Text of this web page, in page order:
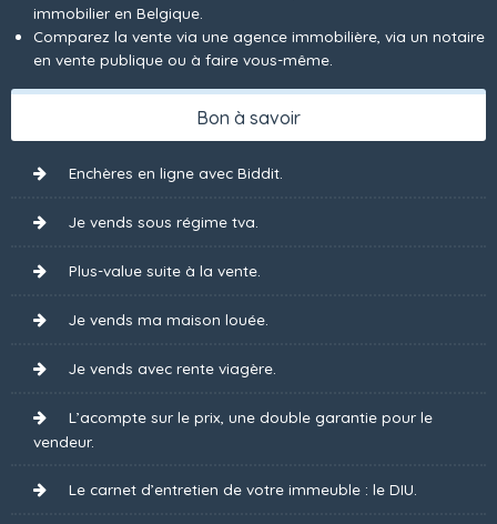
immobilier en Belgique.
Comparez la vente via une agence immobilière, via un notaire
en vente publique ou à faire vous-même.
Bon à savoir
Enchères en ligne avec Biddit.
Je vends sous régime tva.
Plus-value suite à la vente.
Je vends ma maison louée.
Je vends avec rente viagère.
L’acompte sur le prix, une double garantie pour le
vendeur.
Le carnet d’entretien de votre immeuble : le DIU.